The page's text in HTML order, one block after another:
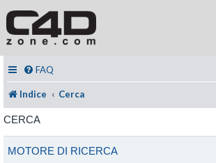
FAQ
Indice Cerca
CERCA
MOTORE DI RICERCA